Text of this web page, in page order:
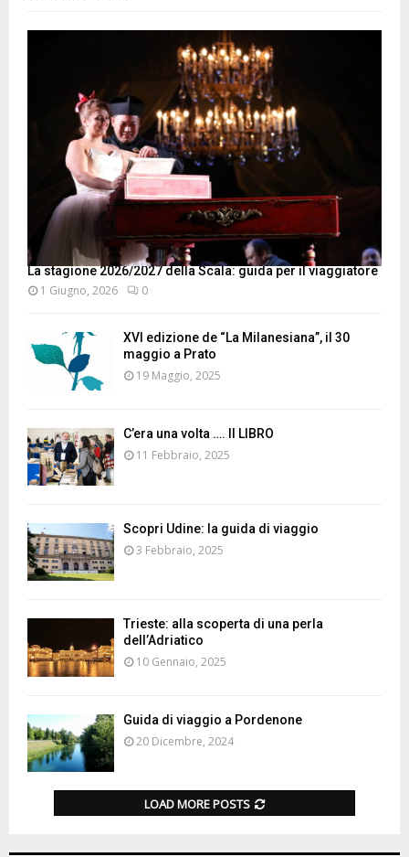
La stagione 2026/2027 della Scala: guida per il viaggiatore
1 Giugno, 2026 0
XVI edizione de “La Milanesiana”, il 30
maggio a Prato
19 Maggio, 2025
C’era una volta …. Il LIBRO
11 Febbraio, 2025
Scopri Udine: la guida di viaggio
3 Febbraio, 2025
Trieste: alla scoperta di una perla
dell’Adriatico
10 Gennaio, 2025
Guida di viaggio a Pordenone
20 Dicembre, 2024
LOAD MORE POSTS